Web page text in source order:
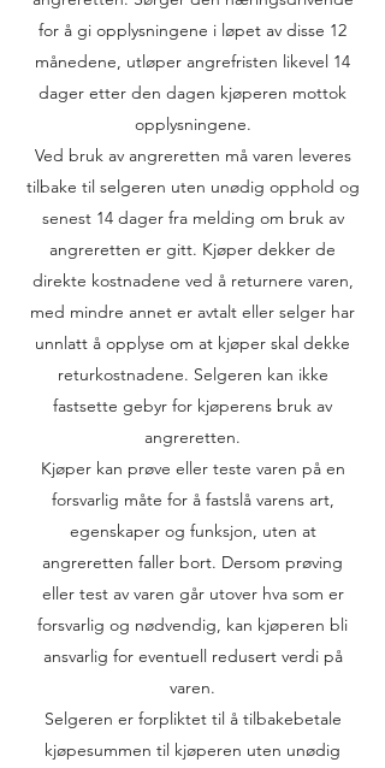
for å gi opplysningene i løpet av disse 12
månedene, utløper angrefristen likevel 14
dager etter den dagen kjøperen mottok
opplysningene.
Ved bruk av angreretten må varen leveres
tilbake til selgeren uten unødig opphold og
senest 14 dager fra melding om bruk av
angreretten er gitt. Kjøper dekker de
direkte kostnadene ved å returnere varen,
med mindre annet er avtalt eller selger har
unnlatt å opplyse om at kjøper skal dekke
returkostnadene. Selgeren kan ikke
fastsette gebyr for kjøperens bruk av
angreretten.
Kjøper kan prøve eller teste varen på en
forsvarlig måte for å fastslå varens art,
egenskaper og funksjon, uten at
angreretten faller bort. Dersom prøving
eller test av varen går utover hva som er
forsvarlig og nødvendig, kan kjøperen bli
ansvarlig for eventuell redusert verdi på
varen.
Selgeren er forpliktet til å tilbakebetale
kjøpesummen til kjøperen uten unødig